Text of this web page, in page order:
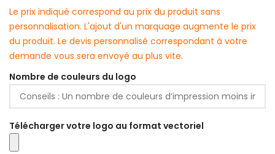
Le prix indiqué correspond au prix du produit sans
personnalisation. L'ajout d'un marquage augmente le prix
du produit. Le devis personnalisé correspondant à votre
demande vous sera envoyé au plus vite.
Nombre de couleurs du logo
Télécharger votre logo au format vectoriel